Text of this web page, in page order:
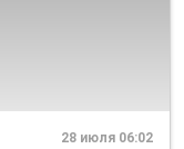
28 июля 06:02